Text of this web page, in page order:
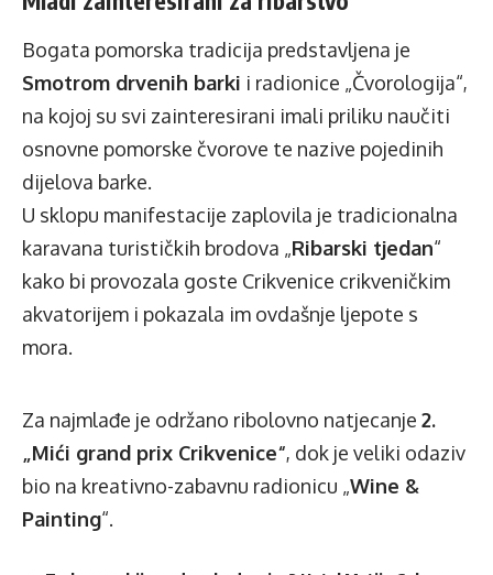
Bogata pomorska tradicija predstavljena je
Smotrom drvenih barki i radionice „Čvorologija“,
na kojoj su svi zainteresirani imali priliku naučiti
osnovne pomorske čvorove te nazive pojedinih
dijelova barke.
U sklopu manifestacije zaplovila je tradicionalna
karavana turističkih brodova „Ribarski tjedan“
kako bi provozala goste Crikvenice crikveničkim
akvatorijem i pokazala im ovdašnje ljepote s
mora.
Za najmlađe je održano ribolovno natjecanje 2.
„Mići grand prix Crikvenice“, dok je veliki odaziv
bio na kreativno-zabavnu radionicu „Wine &
Painting“.